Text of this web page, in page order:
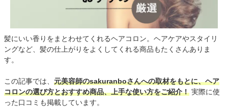
髪にいい香りをまとわせてくれるヘアコロン。ヘアケアやスタイリ
ングなど、髪の仕上がりをよくしてくれる商品もたくさんありま
す。
この記事では、 元美容師のsakuranboさんへの取材をもとに、ヘア
コロンの選び方とおすすめ商品、上手な使い方をご紹介！ 実際に使
った口コミも掲載しています。